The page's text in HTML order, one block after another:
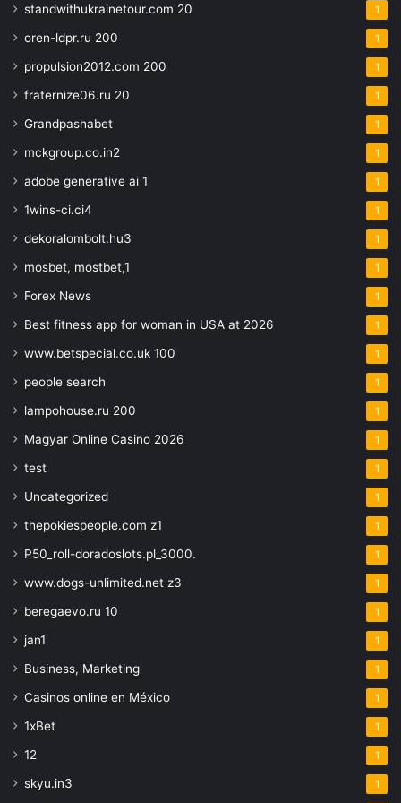
standwithukrainetour.com 20 1
oren-ldpr.ru 200 1
propulsion2012.com 200 1
fraternize06.ru 20 1
Grandpashabet 1
mckgroup.co.in2 1
adobe generative ai 1 1
1wins-ci.ci4 1
dekoralombolt.hu3 1
mosbet, mostbet,1 1
Forex News 1
Best fitness app for woman in USA at 2026 1
www.betspecial.co.uk 100 1
people search 1
lampohouse.ru 200 1
Magyar Online Casino 2026 1
test 1
Uncategorized 1
thepokiespeople.com z1 1
P50_roll-doradoslots.pl_3000. 1
www.dogs-unlimited.net z3 1
beregaevo.ru 10 1
jan1 1
Business, Marketing 1
Casinos online en México 1
1xBet 1
12 1
skyu.in3 1